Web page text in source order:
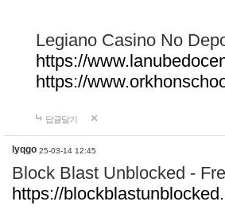
Legiano Casino No
https://
https://
답글달기
lyqgo 25-03-14 12:45
Block Blast Unblocked -
https://